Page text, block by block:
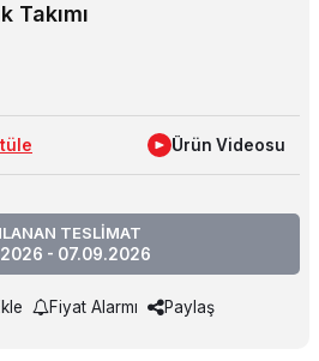
Takımı
Ürün Videosu
TESLİMAT
- 07.09.2026
Fiyat Alarmı Paylaş